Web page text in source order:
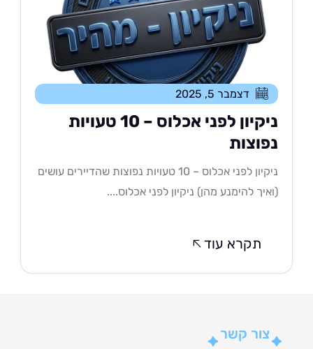
דצמבר 5, 2025
ניקיון לפני אכלוס – 10 טעויות
ניקיון לפני אכלוס – 10 טעויות נפוצות שהדיירים עושים
להימנע מהן) ניקיון לפני אכלוס....
תקרא עוד
צור קשר